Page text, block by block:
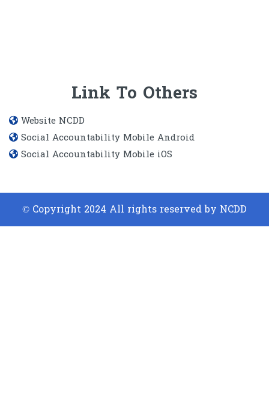
Link To Others
Website​ NCDD
Social Accountability Mobile Android
Social Accountability Mobile iOS
© Copyright 2024 All rights reserved by NCDD